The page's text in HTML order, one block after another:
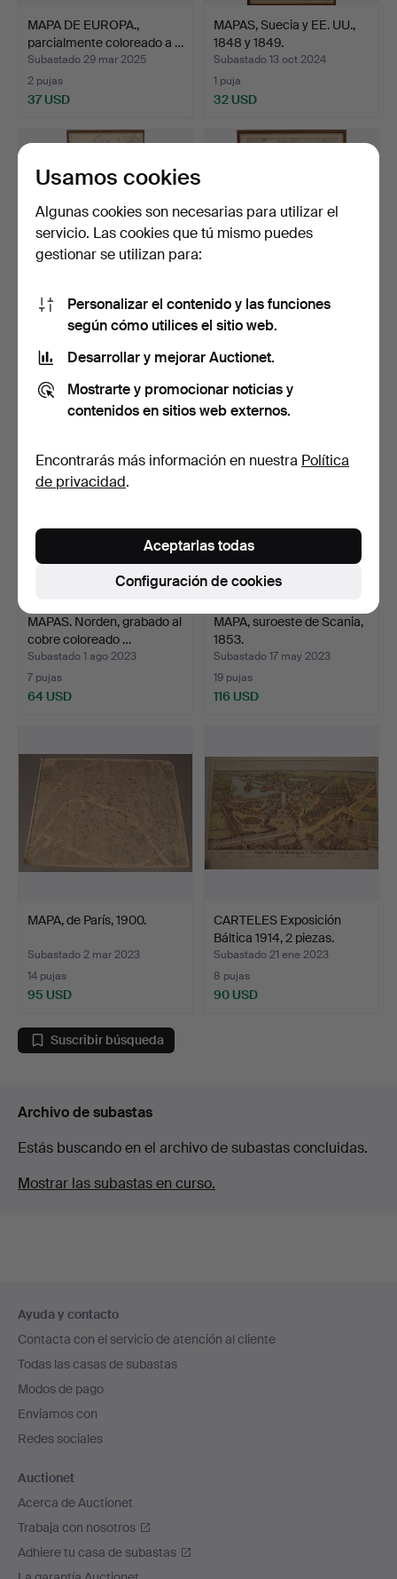
MAPA DE EUROPA.,
parcialmente coloreado a …
Subastado 29 mar 2025
2 pujas
37 USD
MAPAS, Suecia y EE. UU.,
1848 y 1849.
Subastado 13 oct 2024
1 puja
32 USD
MAPS, Alemania y
Subastado 13 oct 2024
1 puja
32 USD
MAPAS, India y
Subastado 13 oct 2024
32 USD
MAPAS. Norden, grabado al
cobre coloreado …
Subastado 1 ago 2023
7 pujas
64 USD
MAPA, suroeste de Scania,
1853.
Subastado 17 may 2023
19 pujas
116 USD
MAPA, de París, 1900.
Subastado 2 mar 2023
14 pujas
95 USD
CARTELES Exposición
Báltica 1914, 2 piezas.
Subastado 21 ene 2023
8 pujas
90 USD
Suscribir búsqueda
Archivo de subastas
Estás buscando en el archivo de subastas concluidas.
Mostrar las subastas en curso.
en
el
pie
de
página
Ayuda y contacto
Contacta con el servicio de atención al cliente
Todas las casas de subastas
Modos de pago
Enviamos con
Redes sociales
Auctionet
Acerca de Auctionet
Trabaja con nosotros
Adhiere tu casa de subastas
Usamos cookies
Algunas cookies son necesarias para utilizar el
servicio. Las cookies que tú mismo puedes
gestionar se utilizan para:
Personalizar el contenido y las funciones
según cómo utilices el sitio web.
Desarrollar y mejorar Auctionet.
Mostrarte y promocionar noticias y
contenidos en sitios web externos.
Encontrarás más información en nuestra Política
de privacidad.
Configuración de cookies
Aceptarlas todas